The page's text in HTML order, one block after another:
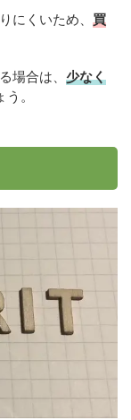
にくいため、 買
場合は、 少なく
。